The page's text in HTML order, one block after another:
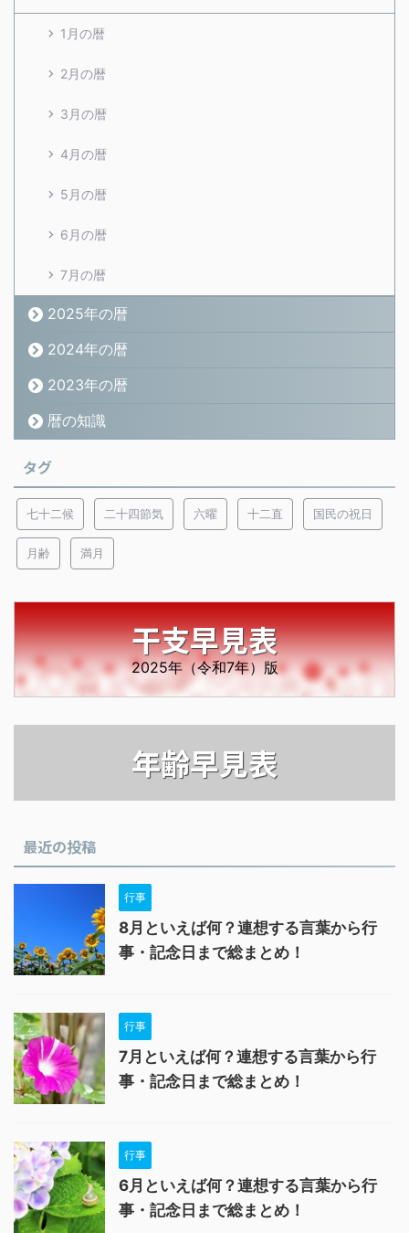
1月の暦
2月の暦
3月の暦
4月の暦
5月の暦
6月の暦
7月の暦
2025年の暦
2024年の暦
2023年の暦
暦の知識
タグ
七十二候 二十四節気 六曜 十二直 国民の祝日
月齢 満月
干支早見表
2025年（令和7年）版
年齢早見表
最近の投稿
行事
8月といえば何？連想する言葉から行
事・記念日まで総まとめ！
行事
7月といえば何？連想する言葉から行
事・記念日まで総まとめ！
行事
6月といえば何？連想する言葉から行
事・記念日まで総まとめ！